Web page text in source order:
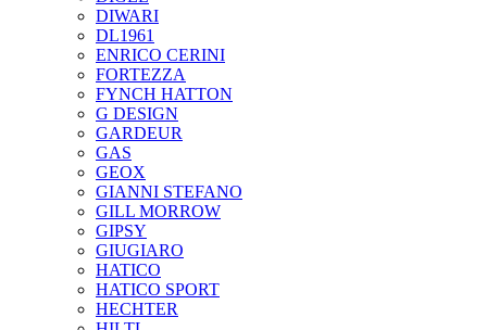
DIWARI
DL1961
ENRICO CERINI
FORTEZZA
FYNCH HATTON
G DESIGN
GARDEUR
GAS
GEOX
GIANNI STEFANO
GILL MORROW
GIPSY
GIUGIARO
HATICO
HATICO SPORT
HECHTER